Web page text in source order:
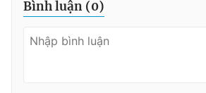
Bình luận (0)